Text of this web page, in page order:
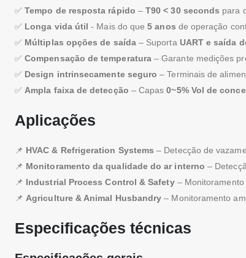
✅Tempo de resposta rápido –T90 < 30 seconds para
✅ Longa vida útil - Mais do que5 anos de operação
✅ Múltiplas opções de saída– Suporta UART e saída
✅Compensação de temperatura– Garante medições
✅ Design intrinsecamente seguro – Terminais de
✅ Ampla faixa de detecção – Capas0~5% Vol de
Aplicações
📌 HVAC & Refrigeration Systems – Detecção de
📌 Monitoramento da qualidade do ar interno –
📌 Industrial Process Control & Safety– Monitoramento
📌 Agriculture & Animal Husbandry – Monitoramento
Especificações técnicas